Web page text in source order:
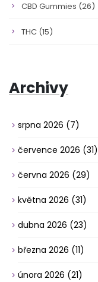
CBD Gummies (26)
THC (15)
Archivy
srpna 2026 (7)
července 2026 (31)
června 2026 (29)
května 2026 (31)
dubna 2026 (23)
března 2026 (11)
února 2026 (21)